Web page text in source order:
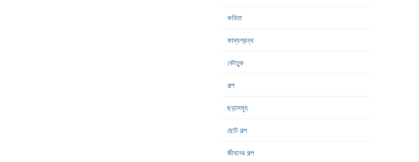
কবিতা
কাব্যগ্রন্থ
কৌতুক
গল্প
ছড়াসমূহ
ছোট গল্প
জীবনের গল্প